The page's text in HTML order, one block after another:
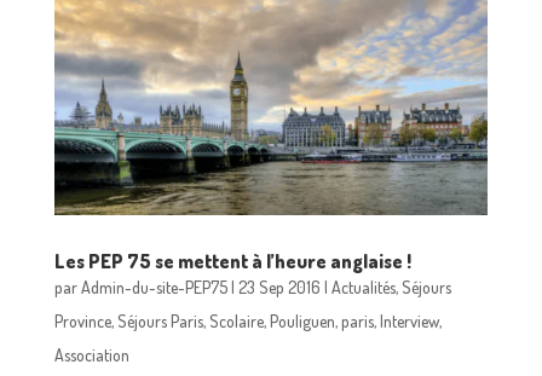
Les PEP 75 se mettent à l’heure anglaise !
parAdmin-du-site-PEP75| 23 Sep 2016 | Actualités, Séjours
Province, Séjours Paris, Scolaire,Pouliguen,paris,Interview,
Association